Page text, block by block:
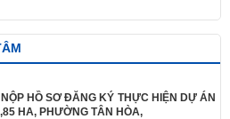
HỒ SƠ ĐĂNG KÝ THỰC HIỆN DỰ ÁN
HA, PHƯỜNG TÂN HÒA,